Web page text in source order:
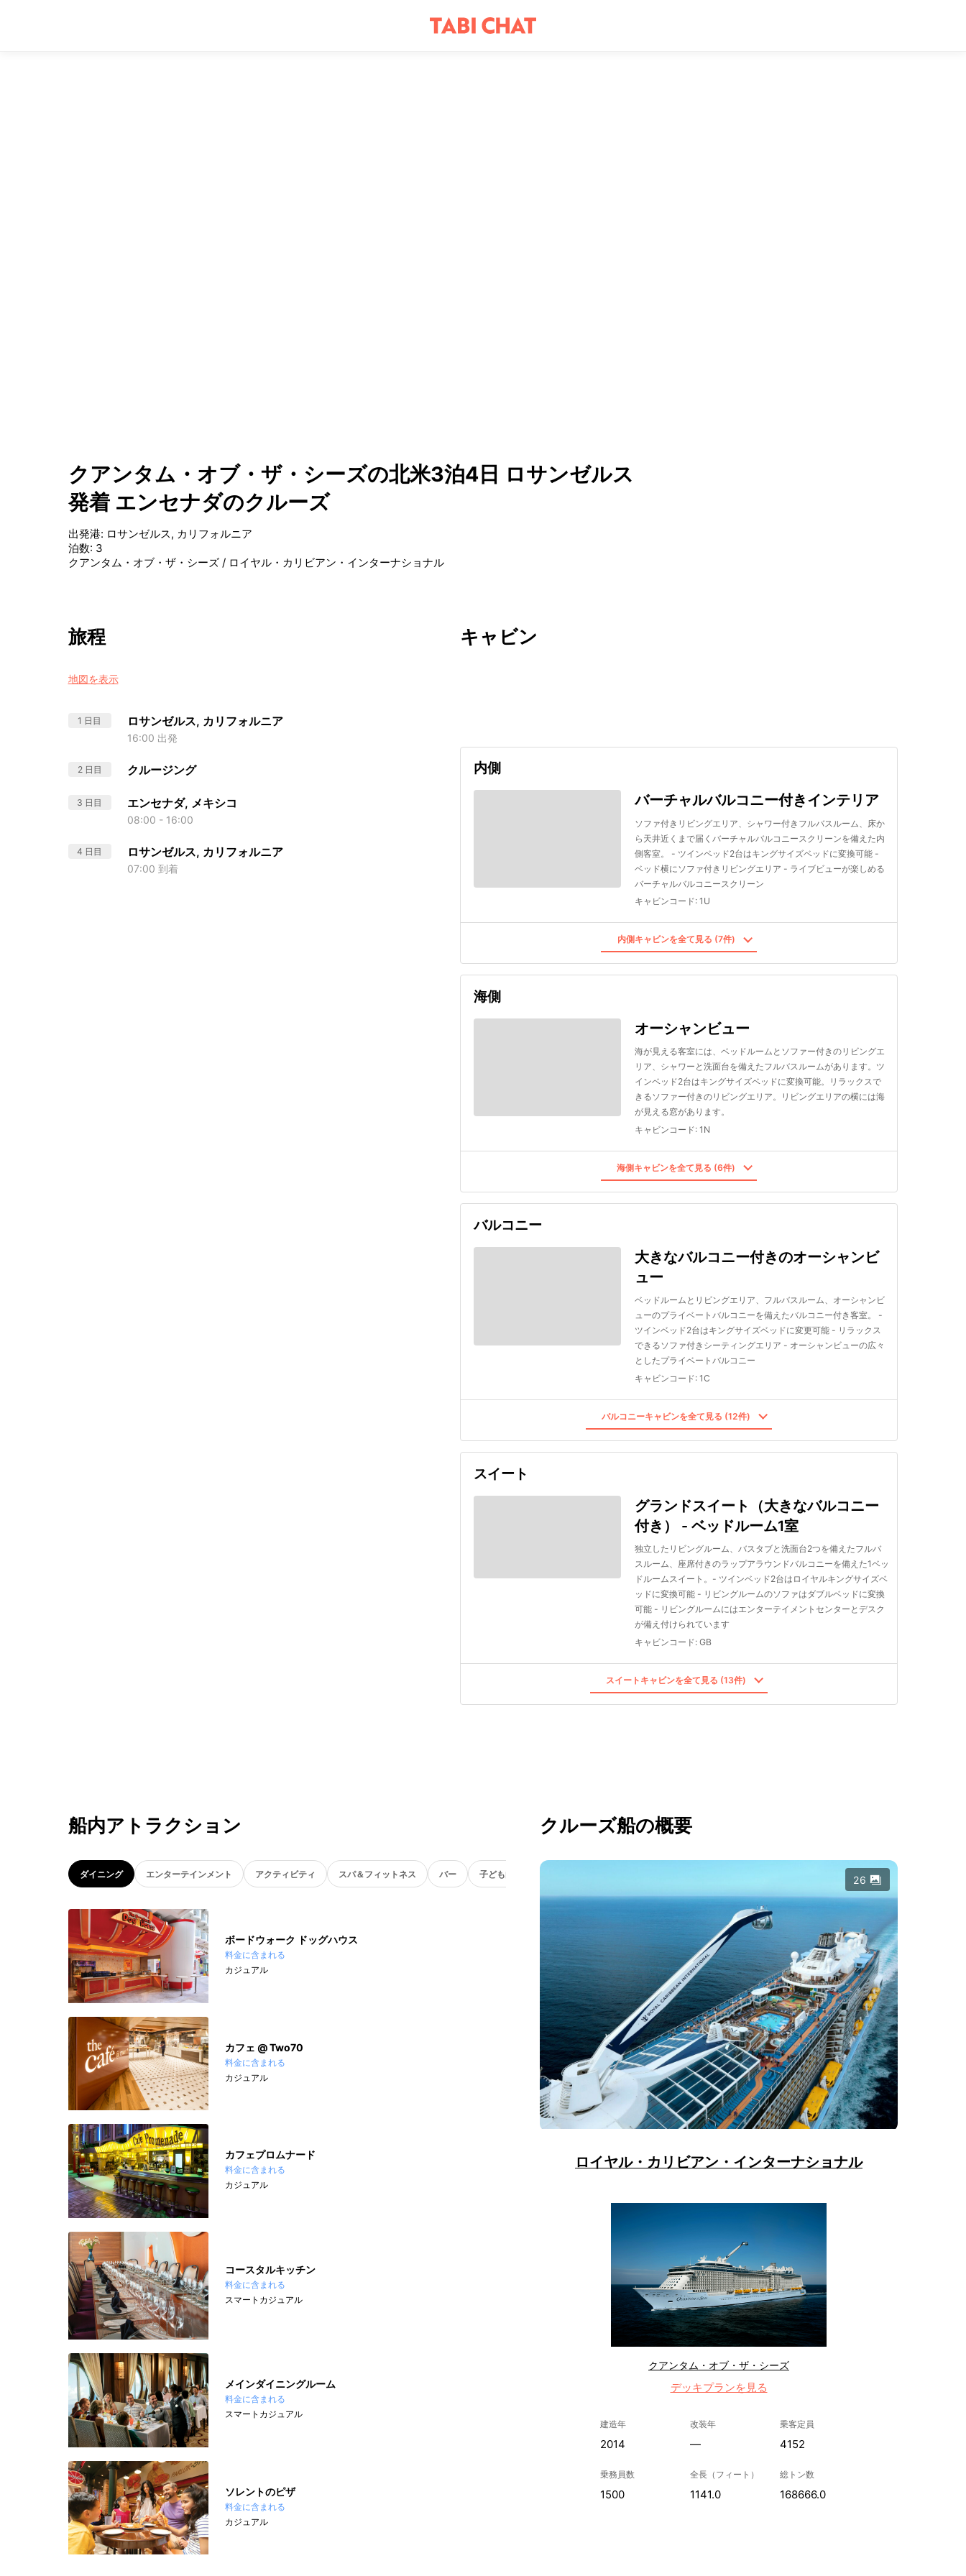
クアンタム・オブ・ザ・シーズの北米3泊4日 ロサンゼルス
発着 エンセナダのクルーズ
出発港: ロサンゼルス, カリフォルニア
泊数: 3
クアンタム・オブ・ザ・シーズ/ ロイヤル・カリビアン・インターナショナル
旅程
地図を表示
1 日目 ロサンゼルス, カリフォルニア
16:00 出発
2 日目 クルージング
3 日目 エンセナダ, メキシコ
08:00 - 16:00
4 日目 ロサンゼルス, カリフォルニア
07:00 到着
キャビン
内側
バーチャルバルコニー付きインテリア
ソファ付きリビングエリア、シャワー付きフルバスルーム、床か
ら天井近くまで届くバーチャルバルコニースクリーンを備えた内
側客室。 - ツインベッド2台はキングサイズベッドに変換可能 -
ベッド横にソファ付きリビングエリア - ライブビューが楽しめる
バーチャルバルコニースクリーン
キャビンコード: 1U
内側キャビンを全て見る (7件)
海側
オーシャンビュー
海が見える客室には、ベッドルームとソファー付きのリビングエ
リア、シャワーと洗面台を備えたフルバスルームがあります。ツ
インベッド2台はキングサイズベッドに変換可能。リラックスで
きるソファー付きのリビングエリア。リビングエリアの横には海
が見える窓があります。
キャビンコード: 1N
海側キャビンを全て見る (6件)
バルコニー
大きなバルコニー付きのオーシャンビ
ュー
ベッドルームとリビングエリア、フルバスルーム、オーシャンビ
ューのプライベートバルコニーを備えたバルコニー付き客室。 -
ツインベッド2台はキングサイズベッドに変更可能 - リラックス
できるソファ付きシーティングエリア - オーシャンビューの広々
としたプライベートバルコニー
キャビンコード: 1C
バルコニーキャビンを全て見る (12件)
スイート
グランドスイート（大きなバルコニー
付き） - ベッドルーム1室
独立したリビングルーム、バスタブと洗面台2つを備えたフルバ
スルーム、座席付きのラップアラウンドバルコニーを備えた1ベッ
ドルームスイート。- ツインベッド2台はロイヤルキングサイズベ
ッドに変換可能 - リビングルームのソファはダブルベッドに変換
可能 - リビングルームにはエンターテイメントセンターとデスク
が備え付けられています
キャビンコード: GB
スイートキャビンを全て見る (13件)
船内アトラクション
ダイニング エンターテインメント アクティビティ スパ＆フィットネス バー 子ども向け
ボードウォーク ドッグハウス
料金に含まれる
カジュアル
カフェ @ Two70
料金に含まれる
カジュアル
カフェプロムナード
料金に含まれる
カジュアル
コースタルキッチン
料金に含まれる
スマートカジュアル
メインダイニングルーム
料金に含まれる
スマートカジュアル
ソレントのピザ
料金に含まれる
カジュアル
クルーズ船の概要
26
ロイヤル・カリビアン・インターナショナル
クアンタム・オブ・ザ・シーズ
デッキプランを見る
建造年
2014
改装年
—
乗客定員
4152
乗務員数
1500
全長（フィート）
1141.0
総トン数
168666.0